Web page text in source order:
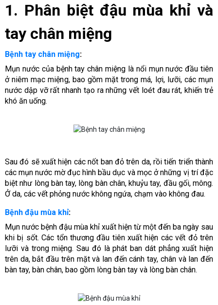
1. Phân biệt đậu mùa khỉ và
tay chân miệng
Bệnh tay chân miệng:
Mụn nước của bệnh tay chân miệng là nổi mụn nước đầu tiên
ở niêm mạc miệng, bao gồm mặt trong má, lợi, lưỡi, các mụn
nước dập vỡ rất nhanh tạo ra những vết loét đau rát, khiến trẻ
khó ăn uống.
Sau đó sẽ xuất hiện các nốt ban đỏ trên da, rồi tiến triển thành
các mụn nước mờ đục hình bầu dục và mọc ở những vị trí đặc
biệt như lòng bàn tay, lòng bàn chân, khuỷu tay, đầu gối, mông.
Ở da, các vết phỏng nước không ngứa, chạm vào không đau.
Bệnh đậu mùa khỉ:
Mụn nước bệnh đậu mùa khỉ xuất hiện từ một đến ba ngày sau
khi bị sốt. Các tổn thương đầu tiên xuất hiện các vết đỏ trên
lưỡi và trong miệng. Sau đó là phát ban dát phẳng xuất hiện
trên da, bắt đầu trên mặt và lan đến cánh tay, chân và lan đến
bàn tay, bàn chân, bao gồm lòng bàn tay và lòng bàn chân.